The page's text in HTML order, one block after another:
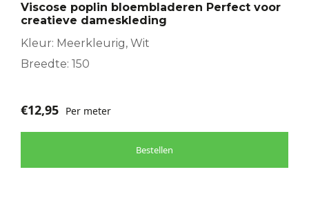
Viscose poplin bloembladeren Perfect voor
creatieve dameskleding
Kleur: Meerkleurig, Wit
Breedte: 150
€12,95 Per meter
Bestellen